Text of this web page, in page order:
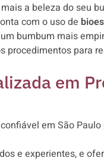
a beleza do seu
com o uso de
bumbum mais
procedimentos para
em
em São
e experientes, e